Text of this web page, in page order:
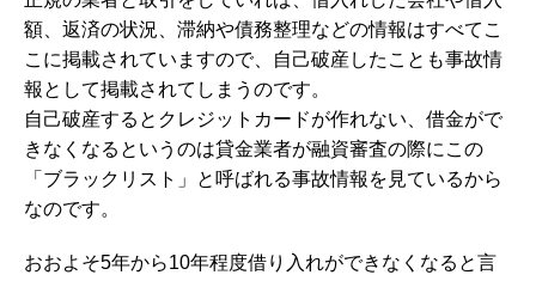
額、返済の状況、滞納や債務整理などの情報はすべてこ
こに掲載されていますので、自己破産したことも事故情
報として掲載されてしまうのです。
自己破産するとクレジットカードが作れない、借金がで
きなくなるというのは貸金業者が融資審査の際にこの
「ブラックリスト」と呼ばれる事故情報を見ているから
なのです。
おおよそ5年から10年程度借り入れができなくなると言